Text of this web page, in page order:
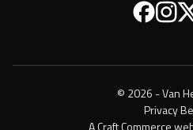
Facebook
© 2026 - Van
Privacy
A Craft Commerce